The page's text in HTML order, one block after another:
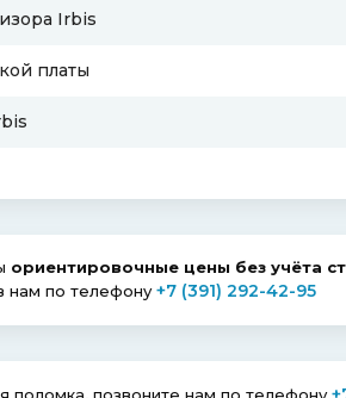
Irbis
платы
ориентировочные цены без учёта
нам по телефону+7 (391) 292-42-95